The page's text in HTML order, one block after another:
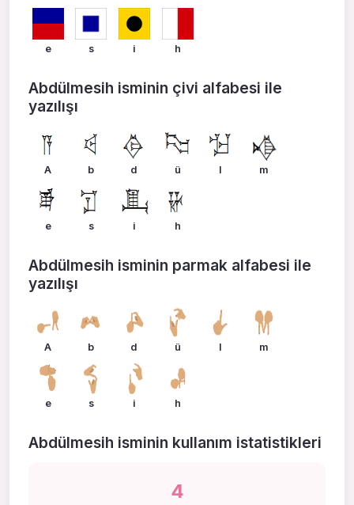
e s i h
Abdülmesih isminin çivi alfabesi ile
yazılışı
A b d ü l m
e s i h
Abdülmesih isminin parmak alfabesi ile
yazılışı
A b d ü l m
e s i h
Abdülmesih isminin kullanım istatistikleri
4